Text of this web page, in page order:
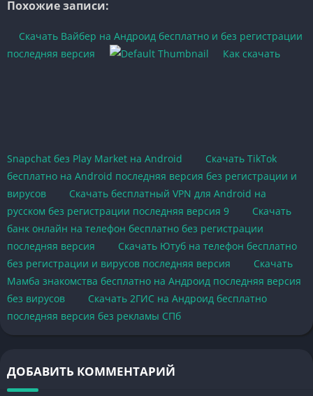
Похожие записи:
Скачать Вайбер на Андроид бесплатно и без регистрации
последняя версия
Как скачать
Snapchat без Play Market на Android
Скачать TikTok
бесплатно на Android последняя версия без регистрации и
вирусов
Скачать бесплатный VPN для Android на
русском без регистрации последняя версия 9
Скачать
банк онлайн на телефон бесплатно без регистрации
последняя версия
Скачать Ютуб на телефон бесплатно
без регистрации и вирусов последняя версия
Скачать
Мамба знакомства бесплатно на Андроид последняя версия
без вирусов
Скачать 2ГИС на Андроид бесплатно
последняя версия без рекламы СПб
ДОБАВИТЬ КОММЕНТАРИЙ